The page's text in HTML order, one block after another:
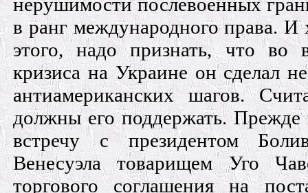
в ранг международного права. И
этого, надо признать, что во
кризиса на Украине он сделал
антиамериканских шагов.
должны его поддержать.
встречу с президентом
Венесуэла товарищем Уго
торгового соглашения на